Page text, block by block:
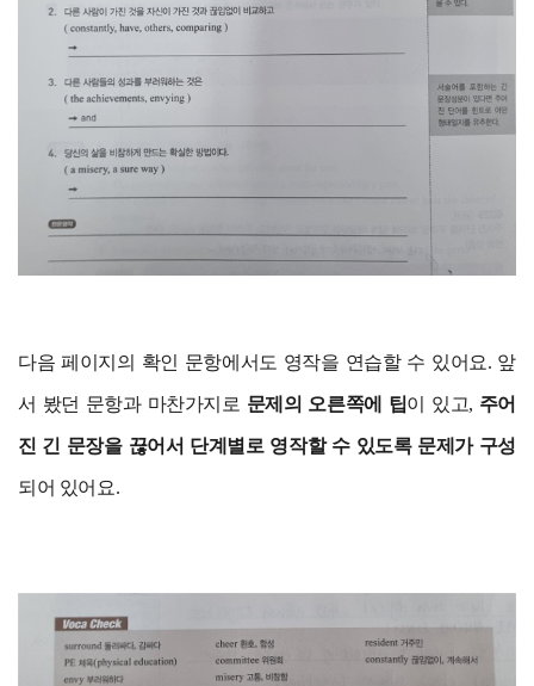
다음 페이지의 확인 문항에서도 영작을 연습할 수 있어요. 앞
서 봤던 문항과 마찬가지로 문제의 오른쪽에 팁이 있고, 주어
진 긴 문장을 끊어서 단계별로 영작할 수 있도록 문제가 구성
되어 있어요.